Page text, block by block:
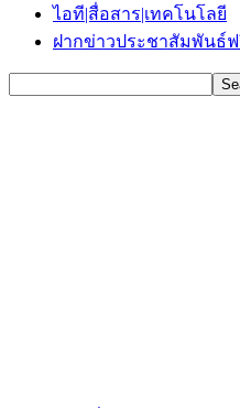
ไอที|สื่อสาร|เทคโนโลยี
ฝากข่าวประชาสัมพันธ์ฟ